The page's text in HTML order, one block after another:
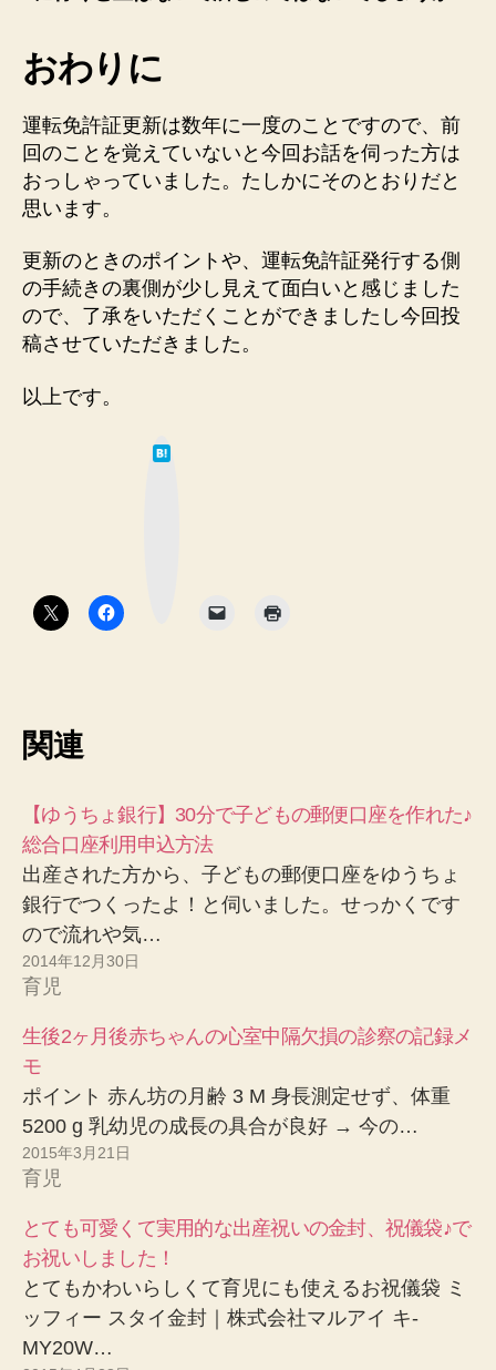
おわりに
運転免許証更新は数年に一度のことですので、前
回のことを覚えていないと今回お話を伺った方は
おっしゃっていました。たしかにそのとおりだと
思います。
更新のときのポイントや、運転免許証発行する側
の手続きの裏側が少し見えて面白いと感じました
ので、了承をいただくことができましたし今回投
稿させていただきました。
以上です。
関連
【ゆうちょ銀行】30分で子どもの郵便口座を作れた♪
総合口座利用申込方法
出産された方から、子どもの郵便口座をゆうちょ
銀行でつくったよ！と伺いました。せっかくです
ので流れや気…
2014年12月30日
育児
生後2ヶ月後赤ちゃんの心室中隔欠損の診察の記録メ
モ
ポイント 赤ん坊の月齢 3 M 身長測定せず、体重
5200 g 乳幼児の成長の具合が良好 → 今の…
2015年3月21日
育児
とても可愛くて実用的な出産祝いの金封、祝儀袋♪で
お祝いしました！
とてもかわいらしくて育児にも使えるお祝儀袋 ミ
ッフィー スタイ金封｜株式会社マルアイ キ-
MY20W…